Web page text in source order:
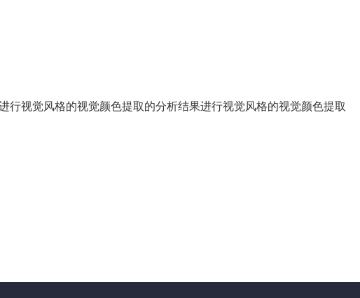
行视觉风格的视觉颜色提取的分析结果进行视觉风格的视觉颜色提取